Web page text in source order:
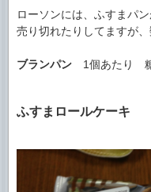
ローソンには、ふすまパン
売り切れたりしてますが
ブランパン 1個あたり
ふすまロールケーキ